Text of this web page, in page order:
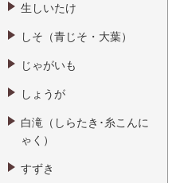
生しいたけ
しそ（青じそ・大葉）
じゃがいも
しょうが
白滝（しらたき･糸こんに
ゃく）
すずき